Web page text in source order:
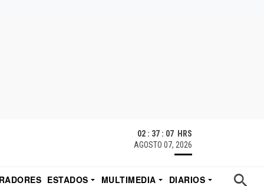
02 : 37 : 08 HRS
AGOSTO 07, 2026
ESTADOS MULTIMEDIA
DIARIOS